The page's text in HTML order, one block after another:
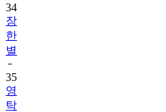
34
장
한
별
35
영
탁